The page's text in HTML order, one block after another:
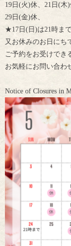
19日(火)休、 21日(木)
29日(金)休、
★17日(日)は21時ま
又お休みのお日にち
ご予約をお受けでき
お気軽にお問い合わ
Notice of Closures in